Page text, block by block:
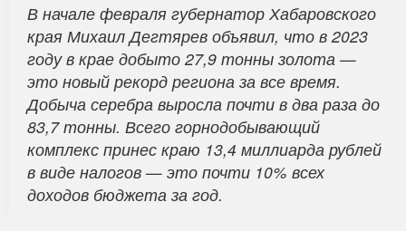
В начале февраля губернатор Хабаровского
края Михаил Дегтярев объявил, что в 2023
году в крае добыто 27,9 тонны золота —
это новый рекорд региона за все время.
Добыча серебра выросла почти в два раза до
83,7 тонны. Всего горнодобывающий
комплекс принес краю 13,4 миллиарда рублей
в виде налогов — это почти 10% всех
доходов бюджета за год.